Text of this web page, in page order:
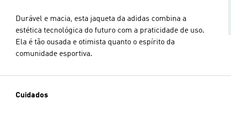
Durável e macia, esta jaqueta da adidas combina a
estética tecnológica do futuro com a praticidade de uso.
Ela é tão ousada e otimista quanto o espírito da
comunidade esportiva.
Cuidados